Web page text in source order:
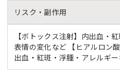
リスク・副作用
【ボトックス注射】内出血・
表情の変化など 【ヒアルロン
出血・紅斑・浮腫・アレルギ